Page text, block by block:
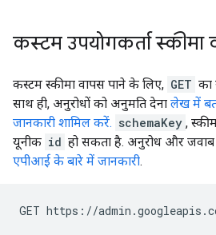
कस्टम उपयोगकर्ता स्कीमा
कस्टम स्कीमा वापस पाने के लिए, GET का
साथ ही, अनुरोधों को अनुमति देना लेख में
जानकारी शामिल करें. schemaKey ,
यूनीक id हो सकता है. अनुरोध और जवाब
एपीआई के बारे में जानकारी.
GET https://